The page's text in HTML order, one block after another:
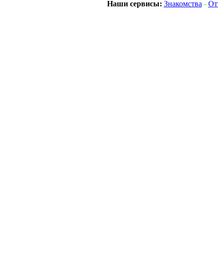
Наши сервисы: Знакомства -